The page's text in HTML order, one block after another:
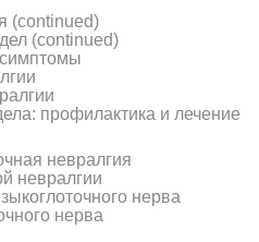
(continued)
(continued)
профилактика и лечение
невралгия
невралгии
нерва
нерва